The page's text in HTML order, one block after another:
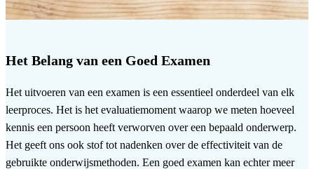
Het Belang van een Goed Examen
Het uitvoeren van een examen is een essentieel onderdeel van elk
leerproces. Het is het evaluatiemoment waarop we meten hoeveel
kennis een persoon heeft verworven over een bepaald onderwerp.
Het geeft ons ook stof tot nadenken over de effectiviteit van de
gebruikte onderwijsmethoden. Een goed examen kan echter meer